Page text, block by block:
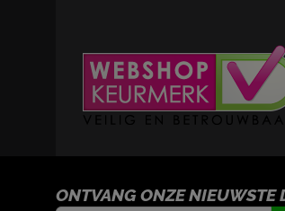
ONTVANG ONZE NIEUWSTE